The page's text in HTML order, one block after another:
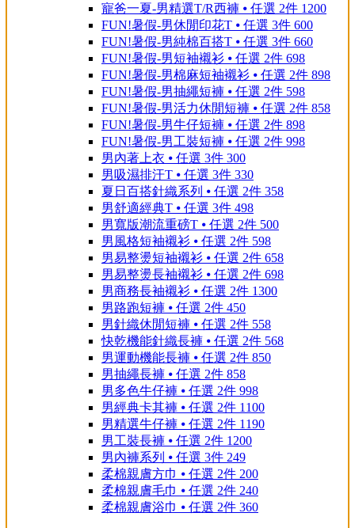
寵爸一夏-男精選T/R西褲 ⦁ 任選 2件 1200
FUN!暑假-男休閒印花T ⦁ 任選 3件 600
FUN!暑假-男純棉百搭T ⦁ 任選 3件 660
FUN!暑假-男短袖襯衫 ⦁ 任選 2件 698
FUN!暑假-男棉麻短袖襯衫 ⦁ 任選 2件 898
FUN!暑假-男抽繩短褲 ⦁ 任選 2件 598
FUN!暑假-男活力休閒短褲 ⦁ 任選 2件 858
FUN!暑假-男牛仔短褲 ⦁ 任選 2件 898
FUN!暑假-男工裝短褲 ⦁ 任選 2件 998
男內著上衣 ⦁ 任選 3件 300
男吸濕排汗T ⦁ 任選 3件 330
夏日百搭針織系列 ⦁ 任選 2件 358
男舒適經典T ⦁ 任選 3件 498
男寬版潮流重磅T ⦁ 任選 2件 500
男風格短袖襯衫 ⦁ 任選 2件 598
男易整燙短袖襯衫 ⦁ 任選 2件 658
男易整燙長袖襯衫 ⦁ 任選 2件 698
男商務長袖襯衫 ⦁ 任選 2件 1300
男路跑短褲 ⦁ 任選 2件 450
男針織休閒短褲 ⦁ 任選 2件 558
快乾機能針織長褲 ⦁ 任選 2件 568
男運動機能長褲 ⦁ 任選 2件 850
男抽繩長褲 ⦁ 任選 2件 858
男多色牛仔褲 ⦁ 任選 2件 998
男經典卡其褲 ⦁ 任選 2件 1100
男精選牛仔褲 ⦁ 任選 2件 1190
男工裝長褲 ⦁ 任選 2件 1200
男內褲系列 ⦁ 任選 3件 249
柔棉親膚方巾 ⦁ 任選 2件 200
柔棉親膚毛巾 ⦁ 任選 2件 240
柔棉親膚浴巾 ⦁ 任選 2件 360